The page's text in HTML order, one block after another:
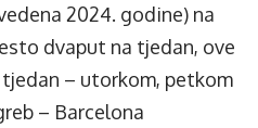
2024. godine) na
dvaput na tjedan, ove
– utorkom, petkom
– Barcelona